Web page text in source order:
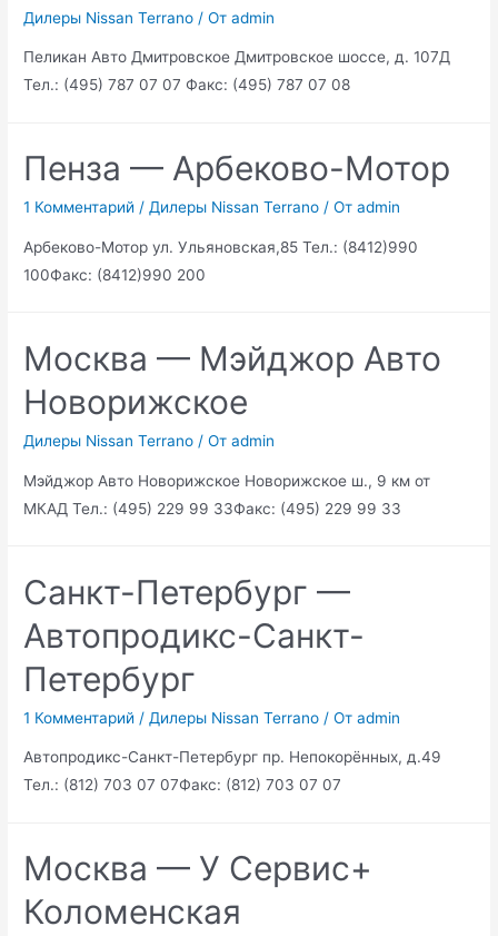
Дилеры Nissan Terrano / От admin
Пеликан Авто Дмитровское Дмитровское шоссе, д. 107Д
Тел.: (495) 787 07 07 Факс: (495) 787 07 08
Пенза — Арбеково-Мотор
1 Комментарий /Дилеры Nissan Terrano / От admin
Арбеково-Мотор ул. Ульяновская,85 Тел.: (8412)990
100Факс: (8412)990 200
Москва — Мэйджор Авто
Новорижское
Дилеры Nissan Terrano / От admin
Мэйджор Авто Новорижское Новорижское ш., 9 км от
МКАД Тел.: (495) 229 99 33Факс: (495) 229 99 33
Санкт-Петербург —
Автопродикс-Санкт-
Петербург
1 Комментарий / Дилеры Nissan Terrano / От admin
Автопродикс-Санкт-Петербург пр. Непокорённых, д.49
Тел.: (812) 703 07 07Факс: (812) 703 07 07
Москва — У Сервис+
Коломенская